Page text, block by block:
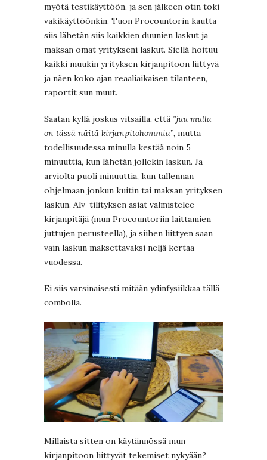
myötä testikäyttöön, ja sen jälkeen otin toki
vakikäyttöönkin. Tuon Procountorin kautta
siis lähetän siis kaikkien duunien laskut ja
maksan omat yritykseni laskut. Siellä hoituu
kaikki muukin yrityksen kirjanpitoon liittyvä
ja näen koko ajan reaaliaikaisen tilanteen,
raportit sun muut.
Saatan kyllä joskus vitsailla, että ”juu mulla
on tässä näitä kirjanpitohommia”, mutta
todellisuudessa minulla kestää noin 5
minuuttia, kun lähetän jollekin laskun. Ja
arviolta puoli minuuttia, kun tallennan
ohjelmaan jonkun kuitin tai maksan yrityksen
laskun. Alv-tilityksen asiat valmistelee
kirjanpitäjä (mun Procountoriin laittamien
juttujen perusteella), ja siihen liittyen saan
vain laskun maksettavaksi neljä kertaa
vuodessa.
Ei siis varsinaisesti mitään ydinfysiikkaa tällä
combolla.
Millaista sitten on käytännössä mun
kirjanpitoon liittyvät tekemiset nykyään?